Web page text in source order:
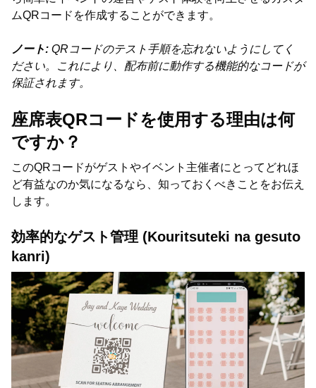
ムQRコードを作成することができます。
ノート: QRコードのテスト手順を忘れないようにしてく
ださい。これにより、配布前に動作する機能的なコードが
保証されます。
座席表QRコードを使用する理由は何
ですか？
このQRコードがゲストやイベント主催者にとってどれほ
ど有益なのか気になるなら、知っておくべきことをお伝え
します。
効率的なゲスト管理 (Kouritsuteki na gesuto
kanri)